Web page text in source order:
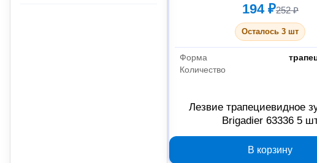
194 ₽252 ₽
Осталось 3 шт
Форма
Количество
Лезвие трапециевидное
Brigadier 63336 5
В корзину